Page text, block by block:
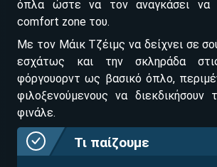
όπλα ώστε να τον αναγκάσει να
comfort zone του.
Με τον Μάικ Τζέιμς να δείχνει σε
εσχάτως και την σκληράδα
φόργουορντ ως βασικό όπλο,
φιλοξενούμενους να
φινάλε.
Τι παίζουμε
Άμεση ταυτοποίηση